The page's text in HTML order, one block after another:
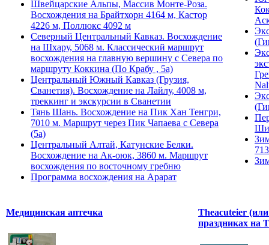
Швейцарские Альпы, Массив Монте-Роза.
Восхождения на Брайтхорн 4164 м, Кастор
4226 м, Поллюкс 4092 м
Северный Центральный Кавказ. Восхождение
на Шхару, 5068 м. Классический маршрут
восхождения на главную вершину с Севера по
маршруту Коккина (По Крабу , 5а)
Центральный Южный Кавказ (Грузия,
Сванетия). Восхождение на Лайлу, 4008 м,
треккинг и экскурсии в Сванетии
Тянь Шань. Восхождение на Пик Хан Тенгри,
7010 м. Маршрут через Пик Чапаева с Севера
(5а)
Центральный Алтай, Катунские Белки.
Восхождение на Ак-оюк, 3860 м. Маршрут
восхождения по восточному гребню
Программа восхождения на Арарат
Медицинская аптечка
Theacuteier
праздниках на